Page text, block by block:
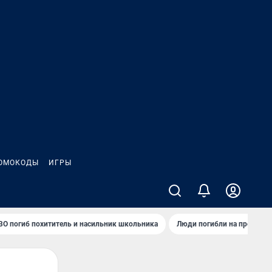
ИГРЫ
погиб похититель и насильник школьника Люди погибли на